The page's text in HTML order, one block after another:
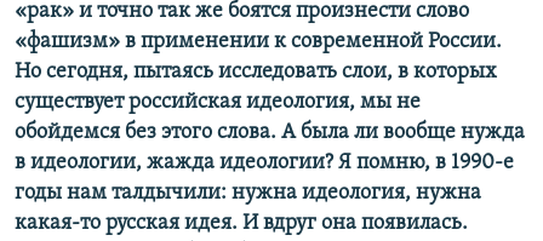
«рак» и точно так же боятся произнести слово
«фашизм» в применении к современной России.
Но сегодня, пытаясь исследовать слои, в которых
существует российская идеология, мы не
обойдемся без этого слова. А была ли вообще нужда
в идеологии, жажда идеологии? Я помню, в 1990-е
годы нам талдычили: нужна идеология, нужна
какая-то русская идея. И вдруг она появилась.